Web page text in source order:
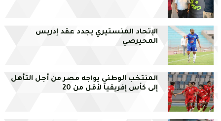
الإتحاد المنستيري يجدد عقد إدريس
المحيرصي
المنتخب الوطني يواجه مصر من أجل التأهل
إلى كأس إفريقيا لأقل من 20